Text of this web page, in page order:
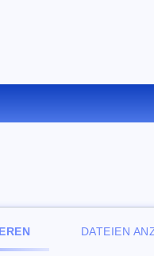
SIE
DATEIEN